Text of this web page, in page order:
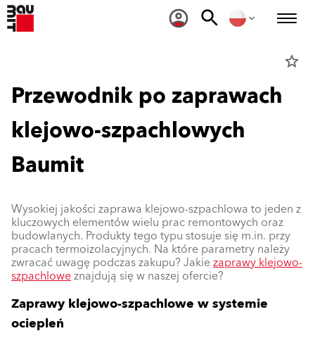
star_border
Przewodnik po zaprawach
klejowo-szpachlowych
Baumit
Wysokiej jakości zaprawa klejowo-szpachlowa to jeden z
kluczowych elementów wielu prac remontowych oraz
budowlanych. Produkty tego typu stosuje się m.in. przy
pracach termoizolacyjnych. Na które parametry należy
zwracać uwagę podczas zakupu? Jakiezaprawy klejowo-
szpachloweznajdują się w naszej ofercie?
Zaprawy klejowo-szpachlowe w systemie
ociepleń